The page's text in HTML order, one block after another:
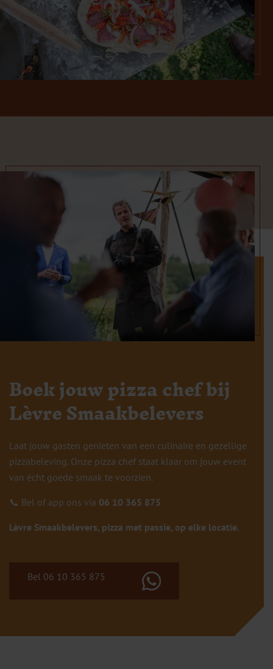
Boek jouw pizza chef bij
Lèvre Smaakbelevers
Laat jouw gasten genieten van een culinaire en gezellige
pizzabeleving. Onze pizza chef staat klaar om jouw event
van écht goede smaak te voorzien.
📞 Bel of app ons via 06 10 365 875
Lèvre Smaakbelevers, pizza met passie, op elke locatie.
Bel 06 10 365 875